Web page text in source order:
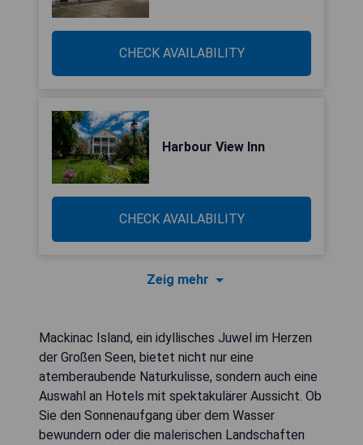
CHECK AVAILABILITY
Harbour View Inn
CHECK AVAILABILITY
Zeig mehr
Mackinac Island, ein idyllisches Juwel im Herzen
der Großen Seen, bietet nicht nur eine
atemberaubende Naturkulisse, sondern auch eine
Auswahl an Hotels mit spektakulärer Aussicht. Ob
Sie den Sonnenaufgang über dem Wasser
bewundern oder die malerischen Landschaften